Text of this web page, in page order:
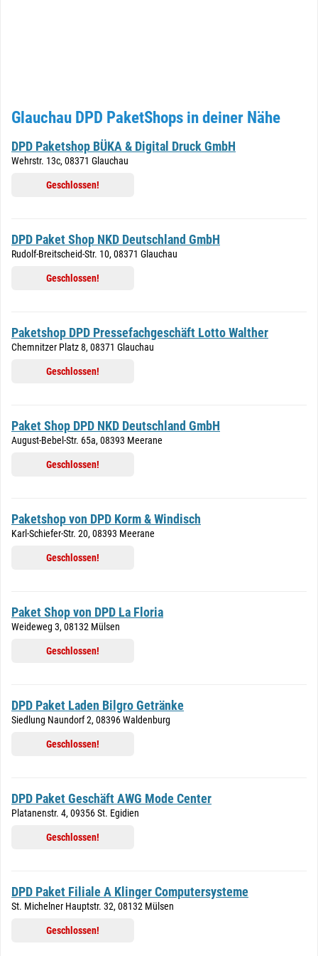
Glauchau DPD PaketShops in deiner Nähe
DPD Paketshop BÜKA & Digital Druck GmbH
Wehrstr. 13c, 08371 Glauchau
Geschlossen!
DPD Paket Shop NKD Deutschland GmbH
Rudolf-Breitscheid-Str. 10, 08371 Glauchau
Geschlossen!
Paketshop DPD Pressefachgeschäft Lotto Walther
Chemnitzer Platz 8, 08371 Glauchau
Geschlossen!
Paket Shop DPD NKD Deutschland GmbH
August-Bebel-Str. 65a, 08393 Meerane
Geschlossen!
Paketshop von DPD Korm & Windisch
Karl-Schiefer-Str. 20, 08393 Meerane
Geschlossen!
Paket Shop von DPD La Floria
Weideweg 3, 08132 Mülsen
Geschlossen!
DPD Paket Laden Bilgro Getränke
Siedlung Naundorf 2, 08396 Waldenburg
Geschlossen!
DPD Paket Geschäft AWG Mode Center
Platanenstr. 4, 09356 St. Egidien
Geschlossen!
DPD Paket Filiale A Klinger Computersysteme
St. Michelner Hauptstr. 32, 08132 Mülsen
Geschlossen!